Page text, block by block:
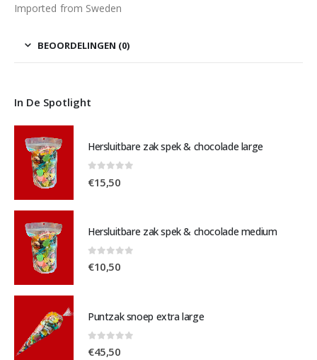
Imported from Sweden
BEOORDELINGEN (0)
In De Spotlight
Hersluitbare zak spek & chocolade large
€15,50
Hersluitbare zak spek & chocolade medium
0out of 5
€10,50
Puntzak snoep extra large
0out of 5
€45,50